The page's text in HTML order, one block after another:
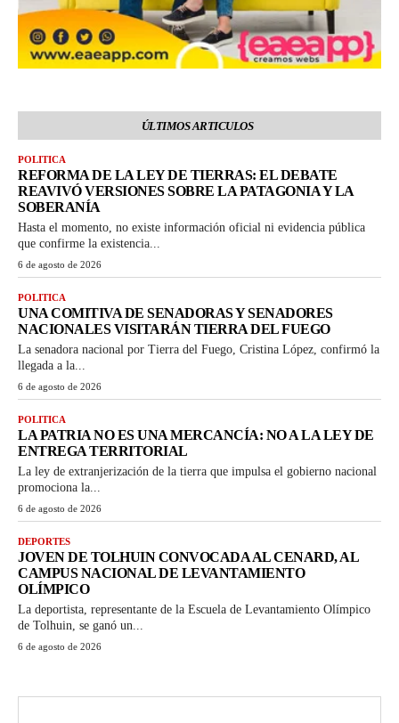
ÚLTIMOS ARTICULOS
POLITICA
REFORMA DE LA LEY DE TIERRAS: EL DEBATE
REAVIVÓ VERSIONES SOBRE LA PATAGONIA Y LA
SOBERANÍA
Hasta el momento, no existe información oficial ni evidencia pública
que confirme la existencia...
6 de agosto de 2026
POLITICA
UNA COMITIVA DE SENADORAS Y SENADORES
NACIONALES VISITARÁN TIERRA DEL FUEGO
La senadora nacional por Tierra del Fuego, Cristina López, confirmó la
llegada a la...
6 de agosto de 2026
POLITICA
LA PATRIA NO ES UNA MERCANCÍA: NO A LA LEY DE
ENTREGA TERRITORIAL
La ley de extranjerización de la tierra que impulsa el gobierno nacional
promociona la...
6 de agosto de 2026
DEPORTES
JOVEN DE TOLHUIN CONVOCADA AL CENARD, AL
CAMPUS NACIONAL DE LEVANTAMIENTO
OLÍMPICO
La deportista, representante de la Escuela de Levantamiento Olímpico
de Tolhuin, se ganó un...
6 de agosto de 2026